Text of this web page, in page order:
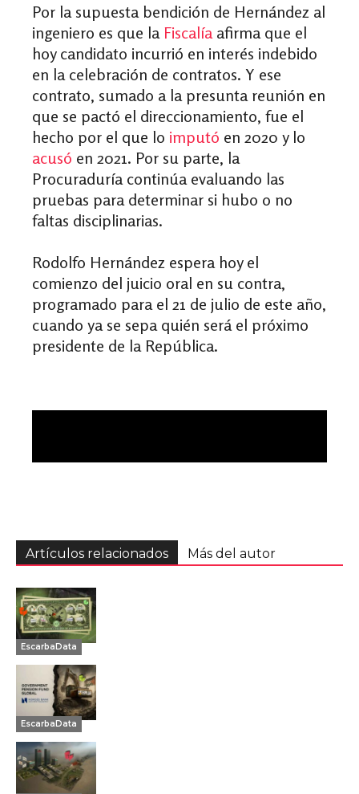
Por la supuesta bendición de Hernández al
ingeniero es que la Fiscalía afirma que el
hoy candidato incurrió en interés indebido
en la celebración de contratos. Y ese
contrato, sumado a la presunta reunión en
que se pactó el direccionamiento, fue el
hecho por el que lo imputó en 2020 y lo
acusó en 2021. Por su parte, la
Procuraduría continúa evaluando las
pruebas para determinar si hubo o no
faltas disciplinarias.
Rodolfo Hernández espera hoy el
comienzo del juicio oral en su contra,
programado para el 21 de julio de este año,
cuando ya se sepa quién será el próximo
presidente de la República.
Artículos relacionados Más del autor
EscarbaData
EscarbaData